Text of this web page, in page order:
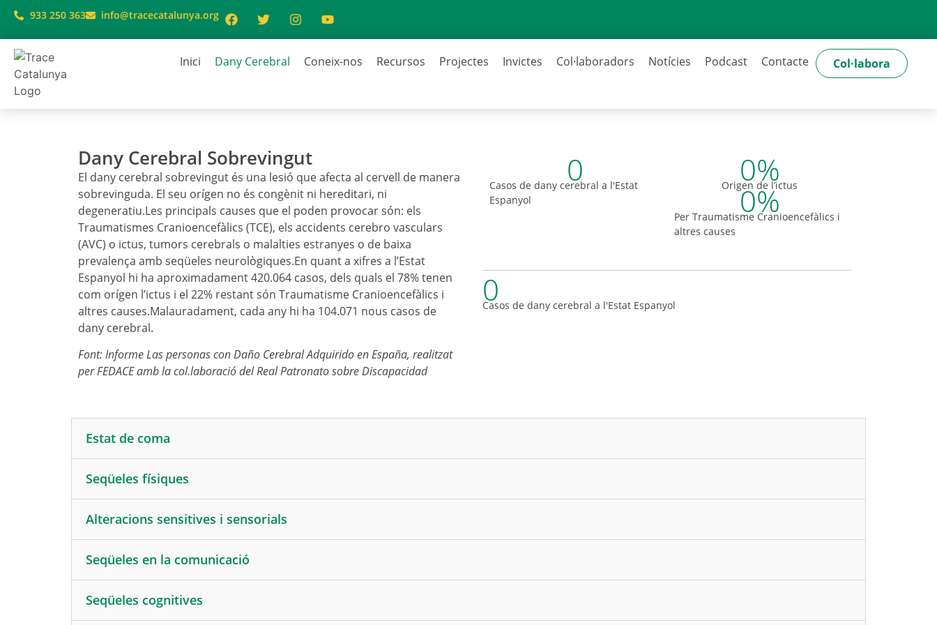
933 250 363 info@tracecatalunya.org
Inici Dany Cerebral Coneix-nos Recursos Projectes Invictes Col·laboradors Notícies Podcast Contacte Col·labora
Dany Cerebral Sobrevingut
El dany cerebral sobrevingut és una lesió que afecta al cervell de manera
sobrevinguda. El seu orígen no és congènit ni hereditari, ni
degeneratiu.Les principals causes que el poden provocar són: els
Traumatismes Cranioencefàlics (TCE), els accidents cerebro vasculars
(AVC) o ictus, tumors cerebrals o malalties estranyes o de baixa
prevalença amb seqüeles neurològiques.En quant a xifres a l’Estat
Espanyol hi ha aproximadament 420.064 casos, dels quals el 78% tenen
com orígen l’ictus i el 22% restant són Traumatisme Cranioencefàlics i
altres causes.Malauradament, cada any hi ha 104.071 nous casos de
dany cerebral.
Font: Informe Las personas con Daño Cerebral Adquirido en España, realitzat
per FEDACE amb la col.laboració del Real Patronato sobre Discapacidad
Casos de dany cerebral a l'Estat
Espanyol
0 Origen de l’ictus
0%
Per Traumatisme Cranioencefàlics i
altres causes
0%
Casos de dany cerebral a l'Estat Espanyol
0
Estat de coma
Seqüeles físiques
Alteracions sensitives i sensorials
Seqüeles en la comunicació
Seqüeles cognitives